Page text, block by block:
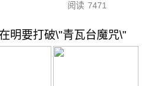
阅读 7471
明要打破\"青瓦台魔咒\"